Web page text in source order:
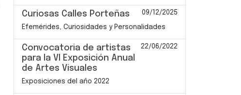
Curiosas Calles Porteñas 09/12/2025
Efemérides, Curiosidades y Personalidades
Convocatoria de artistas
para la VI Exposición Anual
de Artes Visuales
22/06/2022
Exposiciones del año 2022